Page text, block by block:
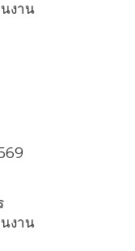
งาน
งาน